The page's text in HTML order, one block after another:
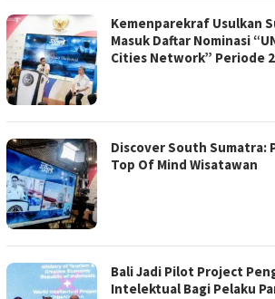
Kemenparekraf Usulkan
Masuk Daftar Nominasi
Cities Network” Periode
Discover South Sumatra:
Top Of Mind Wisatawan
Bali Jadi Pilot Project
Intelektual Bagi Pelaku